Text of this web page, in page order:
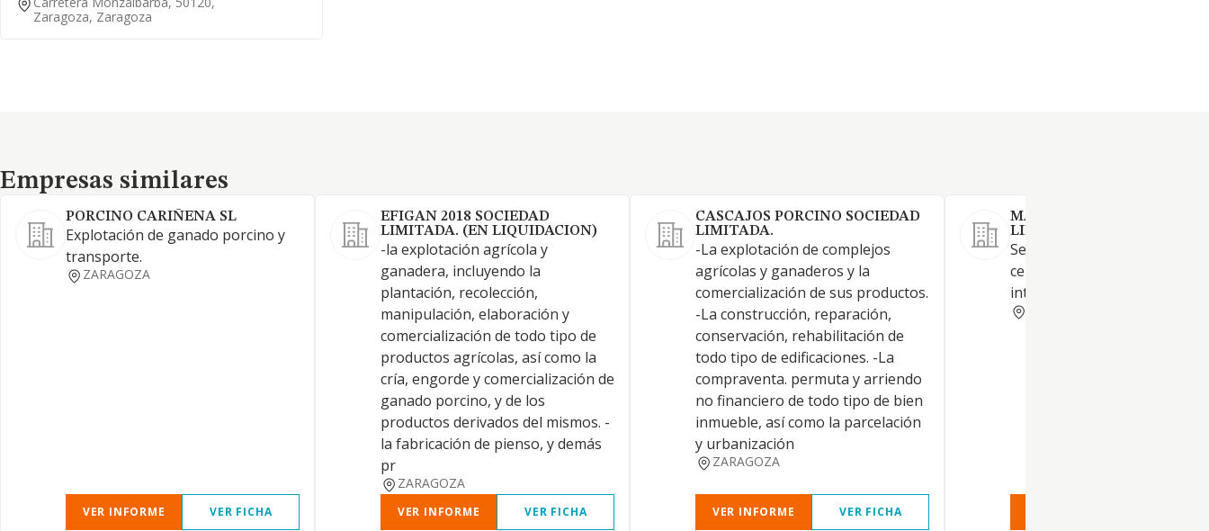
Zaragoza, Zaragoza
Empresas similares
Empresas similares
PORCINO CARIÑENA SL
Explotación de ganado porcino y
transporte.
ZARAGOZA
VER INFORME VER FICHA
EFIGAN 2018 SOCIEDAD
LIMITADA. (EN LIQUIDACION)
-la explotación agrícola y
ganadera, incluyendo la
plantación, recolección,
manipulación, elaboración y
comercialización de todo tipo de
productos agrícolas, así como la
cría, engorde y comercialización de
ganado porcino, y de los
productos derivados del mismos. -
la fabricación de pienso, y demás
pr
ZARAGOZA
VER INFORME VER FICHA
CASCAJOS PORCINO SOCIEDAD
LIMITADA.
-La explotación de complejos
agrícolas y ganaderos y la
comercialización de sus productos.
-La construcción, reparación,
conservación, rehabilitación de
todo tipo de edificaciones. -La
compraventa. permuta y arriendo
no financiero de todo tipo de bien
inmueble, así como la parcelación
y urbanización
ZARAGOZA
VER INFORME VER FICHA
MARCO LA MONESA
LIMITADA.
Servicios de cría y engorde de
cerdos, en forma de
intensiva y extensiva